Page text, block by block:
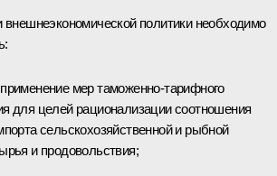
внешнеэкономической политики необходимо
мер таможенно-тарифного
для целей рационализации соотношения
сельскохозяйственной и рыбной
и продовольствия;